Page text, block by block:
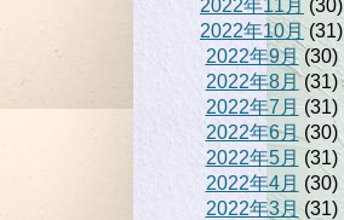
2022年11月 (30)
2022年10月(31)
2022年9月(30)
2022年8月(31)
2022年7月(31)
2022年6月(30)
2022年5月 (31)
2022年4月 (30)
2022年3月 (31)